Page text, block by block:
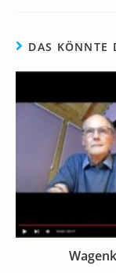
DAS KÖNNTE